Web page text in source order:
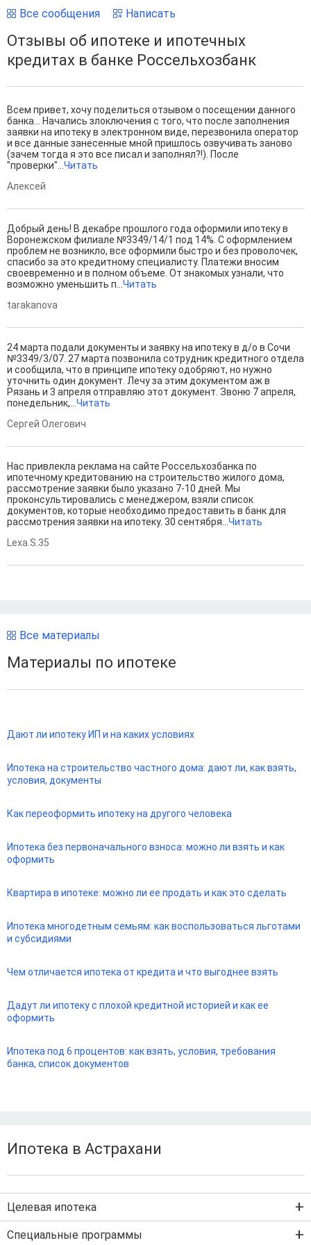
Все сообщения Написать
Отзывы об ипотеке и ипотечных
кредитах в банке Россельхозбанк
Всем привет, хочу поделиться отзывом о посещении данного
банка... Начались злоключения с того, что после заполнения
заявки на ипотеку в электронном виде, перезвонила оператор
и все данные занесенные мной пришлось озвучивать заново
(зачем тогда я это все писал и заполнял?!). После
"проверки"...Читать
Алексей
Добрый день! В декабре прошлого года оформили ипотеку в
Воронежском филиале №3349/14/1 под 14%. С оформлением
проблем не возникло, все оформили быстро и без проволочек,
спасибо за это кредитному специалисту. Платежи вносим
своевременно и в полном объеме. От знакомых узнали, что
возможно уменьшить п...Читать
tarakanova
24 марта подали документы и заявку на ипотеку в д/о в Сочи
№3349/3/07. 27 марта позвонила сотрудник кредитного отдела
и сообщила, что в принципе ипотеку одобряют, но нужно
уточнить один документ. Лечу за этим документом аж в
Рязань и 3 апреля отправляю этот документ. Звоню 7 апреля,
понедельник,...Читать
Сергей Олегович
Нас привлекла реклама на сайте Россельхозбанка по
ипотечному кредитованию на строительство жилого дома,
рассмотрение заявки было указано 7-10 дней. Мы
проконсультировались с менеджером, взяли список
документов, которые необходимо предоставить в банк для
рассмотрения заявки на ипотеку. 30 сентября...Читать
Lexa.S.35
Все материалы
Материалы по ипотеке
Дают ли ипотеку ИП и на каких условиях
Ипотека на строительство частного дома: дают ли, как взять,
условия, документы
Как переоформить ипотеку на другого человека
Ипотека без первоначального взноса: можно ли взять и как
оформить
Квартира в ипотеке: можно ли ее продать и как это сделать
Ипотека многодетным семьям: как воспользоваться льготами
и субсидиями
Чем отличается ипотека от кредита и что выгоднее взять
Дадут ли ипотеку с плохой кредитной историей и как ее
оформить
Ипотека под 6 процентов: как взять, условия, требования
банка, список документов
Ипотека в Астрахани
Целевая ипотека
Специальные программы